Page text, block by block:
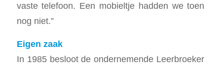
vaste telefoon. Een mobieltje hadden we toen
nog niet.”
Eigen zaak
In 1985 besloot de ondernemende Leerbroeker